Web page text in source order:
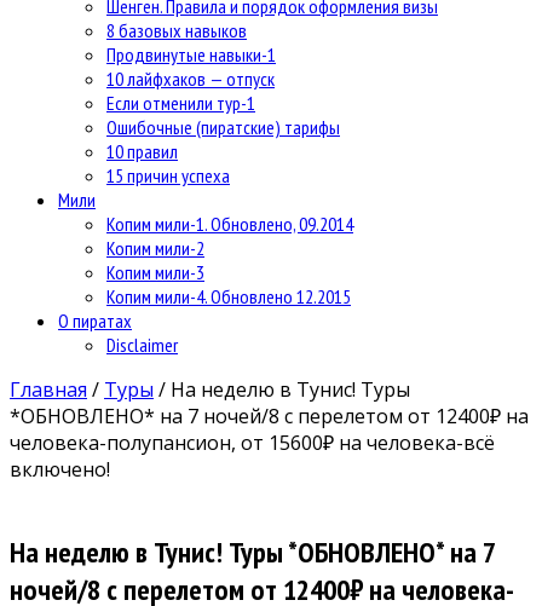
Шенген. Правила и порядок оформления визы
8 базовых навыков
Продвинутые навыки-1
10 лайфхаков — отпуск
Если отменили тур-1
Ошибочные (пиратские) тарифы
10 правил
15 причин успеха
Мили
Копим мили-1. Обновлено, 09.2014
Копим мили-2
Копим мили-3
Копим мили-4. Обновлено 12.2015
О пиратах
Disclaimer
Главная / Туры / На неделю в Тунис! Туры
*ОБНОВЛЕНО* на 7 ночей/8 с перелетом от 12400₽ на
человека-полупансион, от 15600₽ на человека-всё
включено!
На неделю в Тунис! Туры *ОБНОВЛЕНО* на 7
ночей/8 с перелетом от 12400₽ на человека-